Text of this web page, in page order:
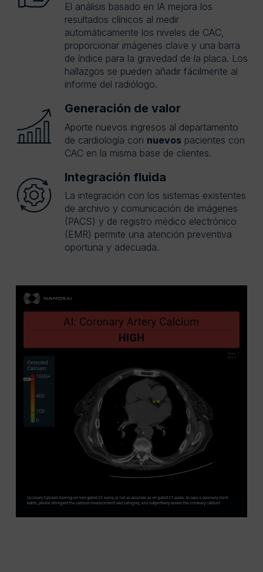
El análisis basado en IA mejora los
resultados clínicos al medir
automáticamente los niveles de CAC,
proporcionar imágenes clave y una barra
de índice para la gravedad de la placa. Los
hallazgos se pueden añadir fácilmente al
informe del radiólogo.
Generación de valor
Aporte nuevos ingresos al departamento
de cardiología con nuevos pacientes con
CAC en la misma base de clientes.
Integración fluida
La integración con los sistemas existentes
de archivo y comunicación de imágenes
(PACS) y de registro médico electrónico
(EMR) permite una atención preventiva
oportuna y adecuada.